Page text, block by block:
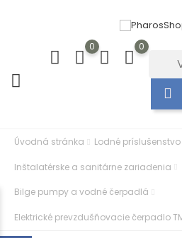
0 0
Úvodná stránka Lodné
Inštalatérske a sanitárne zariadenia
Bilge pumpy a vodné čerpadlá
Elektrické prevzdušňovacie čerpadlo